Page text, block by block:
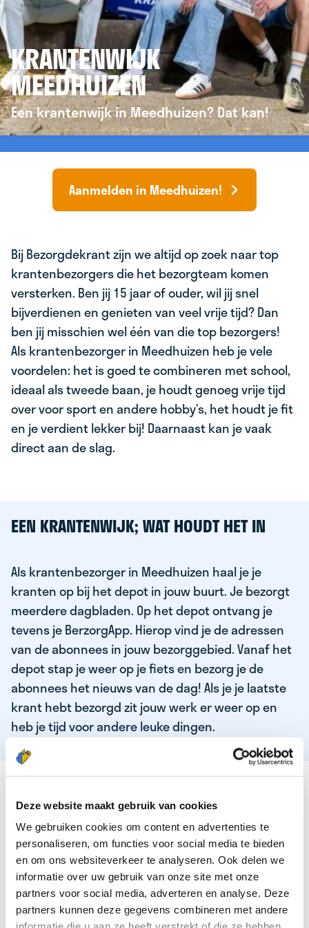
Deze website maakt gebruik van cookies
We gebruiken cookies om content en advertenties te
personaliseren, om functies voor social media te bieden
en om ons websiteverkeer te analyseren. Ook delen we
informatie over uw gebruik van onze site met onze
partners voor social media, adverteren en analyse. Deze
partners kunnen deze gegevens combineren met andere
KRANTENWIJK
MEEDHUIZEN
Een krantenwijk in Meedhuizen? Dat kan!
Aanmelden in Meedhuizen!
Bij Bezorgdekrant zijn we altijd op zoek naar top
krantenbezorgers die het bezorgteam komen
versterken. Ben jij 15 jaar of ouder, wil jij snel
bijverdienen en genieten van veel vrije tijd? Dan
ben jij misschien wel één van die top bezorgers!
Als krantenbezorger in Meedhuizen heb je vele
voordelen: het is goed te combineren met school,
ideaal als tweede baan, je houdt genoeg vrije tijd
over voor sport en andere hobby’s, het houdt je fit
en je verdient lekker bij! Daarnaast kan je vaak
direct aan de slag.
EEN KRANTENWIJK; WAT HOUDT HET IN
Als krantenbezorger in Meedhuizen haal je je
kranten op bij het depot in jouw buurt. Je bezorgt
meerdere dagbladen. Op het depot ontvang je
tevens je BerzorgApp. Hierop vind je de adressen
van de abonnees in jouw bezorggebied. Vanaf het
depot stap je weer op je fiets en bezorg je de
abonnees het nieuws van de dag! Als je je laatste
krant hebt bezorgd zit jouw werk er weer op en
heb je tijd voor andere leuke dingen.
DEZE KWALITEITEN HEEFT ONZE TOP
KRANTENBEZORGER
Je bent verantwoordelijk en zelfstandig
Je houdt van lekker bewegen in de frisse lucht
Je houdt vooral van fijn werk dat lekker bijverdient!
Je wordt blij van het bezorgen van het laatste nieuws